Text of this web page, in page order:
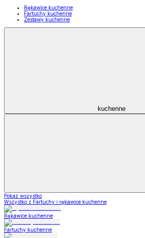
Rękawice kuchenne
Fartuchy kuchenne
Zestawy kuchenne
kuchenne
Pokaż wszystko
Wszystko z Fartuchy i rękawice kuchenne
Rękawice kuchenne
Fartuchy kuchenne